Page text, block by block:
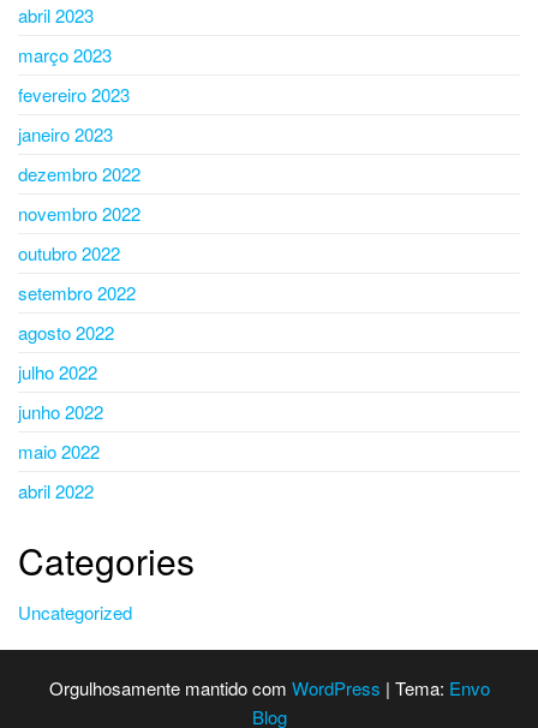
abril 2023
março 2023
fevereiro 2023
janeiro 2023
dezembro 2022
novembro 2022
outubro 2022
setembro 2022
agosto 2022
julho 2022
junho 2022
maio 2022
abril 2022
Categories
Uncategorized
Orgulhosamente mantido com WordPress | Tema: Envo
Blog